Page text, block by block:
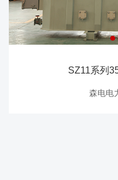
SZ11系列
森电电